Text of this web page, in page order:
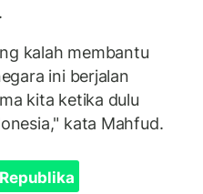
kalah membantu
ini berjalan
kita ketika dulu
kata Mahfud.